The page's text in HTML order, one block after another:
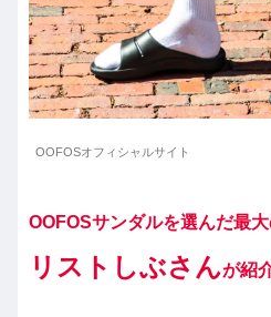
OOFOSオフィシャルサイト
OOFOSサンダルを選んだ最大
リストしぶさんが紹